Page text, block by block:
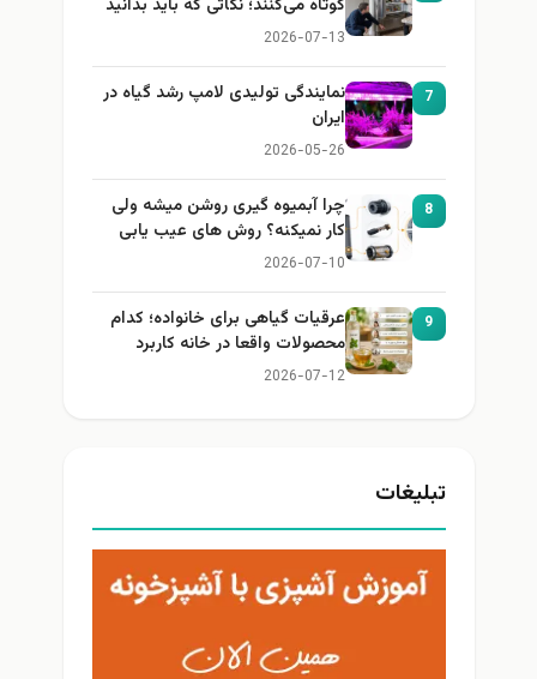
کوتاه می‌کنند؛ نکاتی که باید بدانید
2026-07-13
7
نمایندگی تولیدی لامپ رشد گیاه در
ایران
2026-05-26
8
چرا آبمیوه گیری روشن میشه ولی
کار نمیکنه؟ روش های عیب یابی
2026-07-10
9
عرقیات گیاهی برای خانواده؛ کدام
محصولات واقعا در خانه کاربرد
دارند؟
2026-07-12
تبلیغات